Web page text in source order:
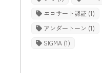
エコサート認証 (1)
アンダートーン (1)
SIGMA (1)